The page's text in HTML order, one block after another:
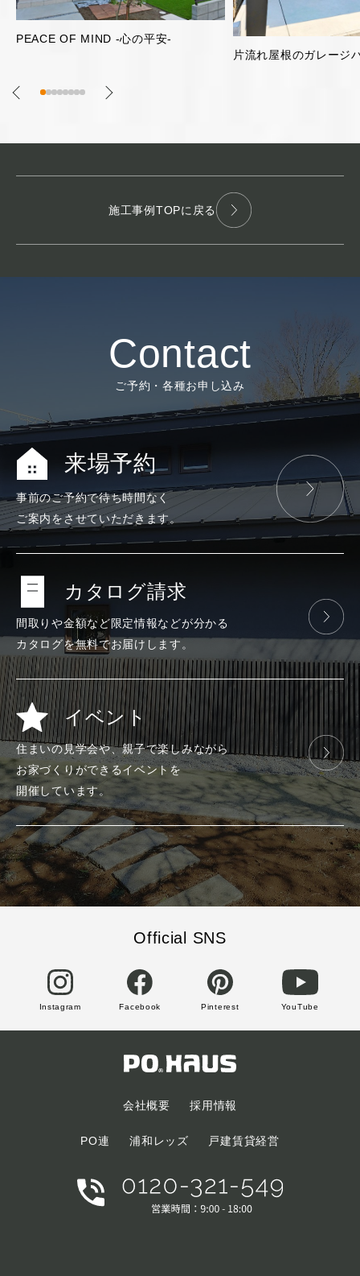
明るく開放的な2階リ
施工事例TOPに戻る
Contact
ご予約・各種お申し込み
来場予約
事前のご予約で待ち時間なく
ご案内をさせていただきます。
カタログ請求
間取りや金額など限定情報などが分かる
カタログを無料でお届けします。
イベント
住まいの見学会や、親子で楽しみながら
お家づくりができるイベントを
開催しています。
Official SNS
Instagram Facebook Pinterest YouTube
会社概要 採用情報
PO連 浦和レッズ 戸建賃貸経営